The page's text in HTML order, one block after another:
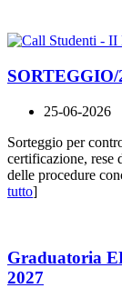
25-06-2026
Sorteggio per
certificazione, rese
delle procedure
tutto]
Graduatoria
2027